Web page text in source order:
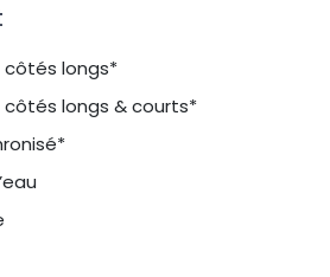
côtés longs*
côtés longs & courts*